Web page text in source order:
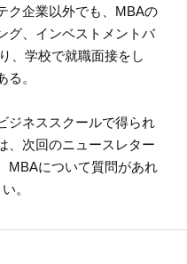
ク企業以外でも、MBAの
グ、インベストメントバ
、学校で就職面接をし
。
ジネススクールで得られ
、次回のニュースレター
MBAについて質問があれ
。